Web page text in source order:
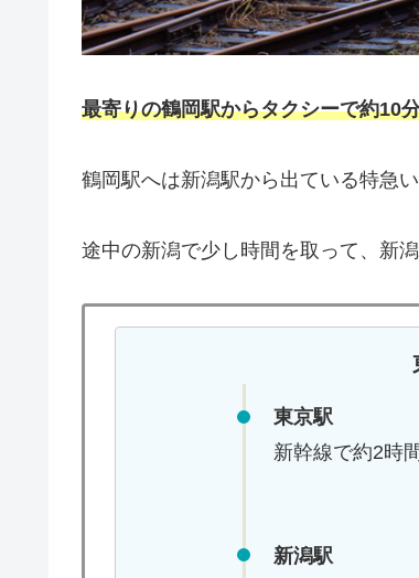
最寄りの鶴岡駅からタクシーで約10
鶴岡駅へは新潟駅から出ている特急
途中の新潟で少し時間を取って、新
東京駅
新幹線で約2時
新潟駅